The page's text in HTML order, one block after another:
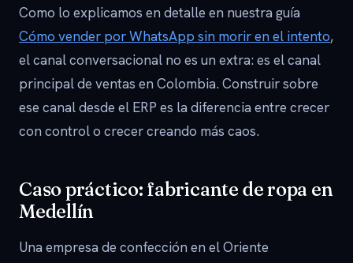
Como lo explicamos en detalle en nuestra guía
Cómo vender por WhatsApp sin morir en el intento,
el canal conversacional no es un extra: es el canal
principal de ventas en Colombia. Construir sobre
ese canal desde el ERP es la diferencia entre crecer
con control o crecer creando más caos.
Caso práctico: fabricante de ropa en
Medellín
Una empresa de confección en el Oriente